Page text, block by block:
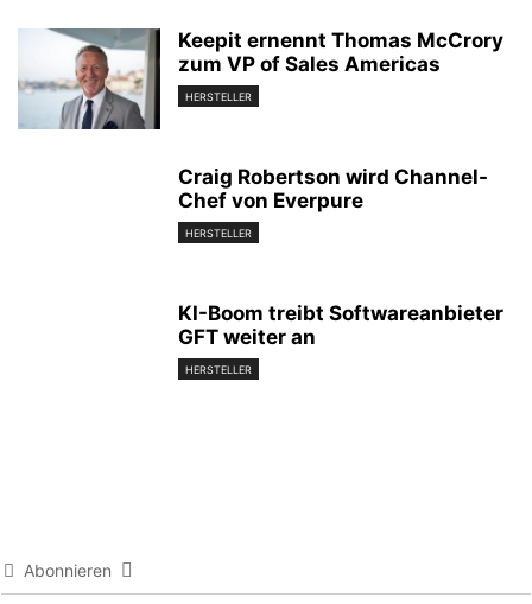
Keepit ernennt Thomas McCrory
zum VP of Sales Americas
HERSTELLER
Craig Robertson wird Channel-
Chef von Everpure
HERSTELLER
KI-Boom treibt Softwareanbieter
GFT weiter an
HERSTELLER
Abonnieren